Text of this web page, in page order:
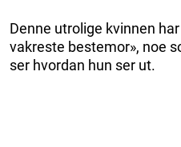
Denne utrolige kvinnen
vakreste bestemor», noe
ser hvordan hun ser ut.